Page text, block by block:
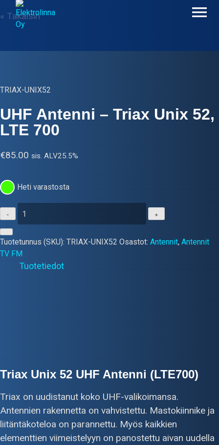
to
content
« Takaisin
TRIAX-UNIX52
UHF Antenni – Triax Unix 52,
LTE 700
€85.00 sis. ALV25.5%
Heti varastosta
-
Antenni
Triax
Unix
52,
+
Tuotetunnus (SKU): TRIAX-UNIX52 Osastot: Antennit, Antennit
TV FM
Tuotetiedot
Triax Unix 52 UHF Antenni (LTE700)
Triax on uudistanut koko UHF-valikoimansa.
Antennien rakennetta on vahvistettu. Mastokiinnike ja
liitäntäkoteloa on parannettu. Myös kaikkien
elementtien viimeistelyyn on panostettu aivan uudella